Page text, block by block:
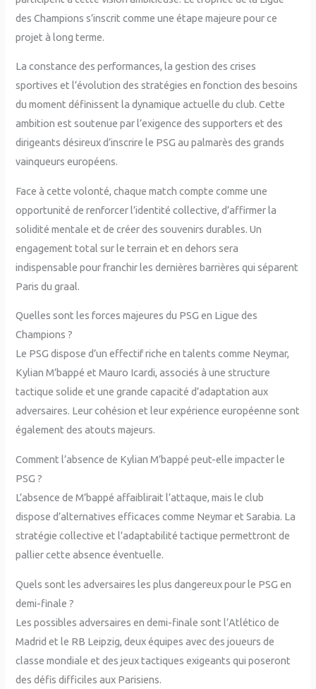
des Champions s’inscrit comme une étape majeure pour ce
projet à long terme.
La constance des performances, la gestion des crises
sportives et l’évolution des stratégies en fonction des besoins
du moment définissent la dynamique actuelle du club. Cette
ambition est soutenue par l’exigence des supporters et des
dirigeants désireux d’inscrire le PSG au palmarès des grands
vainqueurs européens.
Face à cette volonté, chaque match compte comme une
opportunité de renforcer l’identité collective, d’affirmer la
solidité mentale et de créer des souvenirs durables. Un
engagement total sur le terrain et en dehors sera
indispensable pour franchir les dernières barrières qui séparent
Paris du graal.
Quelles sont les forces majeures du PSG en Ligue des
Champions ?
Le PSG dispose d’un effectif riche en talents comme Neymar,
Kylian M’bappé et Mauro Icardi, associés à une structure
tactique solide et une grande capacité d’adaptation aux
adversaires. Leur cohésion et leur expérience européenne sont
également des atouts majeurs.
Comment l’absence de Kylian M’bappé peut-elle impacter le
PSG ?
L’absence de M’bappé affaiblirait l’attaque, mais le club
dispose d’alternatives efficaces comme Neymar et Sarabia. La
stratégie collective et l’adaptabilité tactique permettront de
pallier cette absence éventuelle.
Quels sont les adversaires les plus dangereux pour le PSG en
demi-finale ?
Les possibles adversaires en demi-finale sont l’Atlético de
Madrid et le RB Leipzig, deux équipes avec des joueurs de
classe mondiale et des jeux tactiques exigeants qui poseront
des défis difficiles aux Parisiens.